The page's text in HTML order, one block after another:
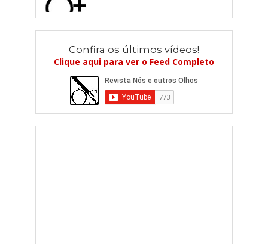
Confira os últimos vídeos!
Clique aqui para ver o Feed Completo